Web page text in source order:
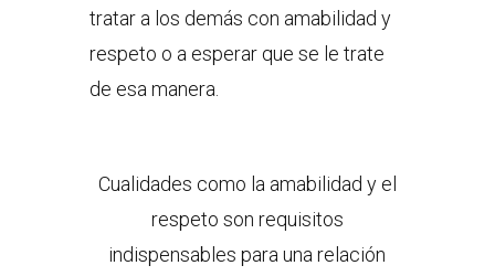
tratar a los demás con amabilidad y
respeto o a esperar que se le trate
de esa manera.
Cualidades como la amabilidad y el
respeto son requisitos
indispensables para una relación